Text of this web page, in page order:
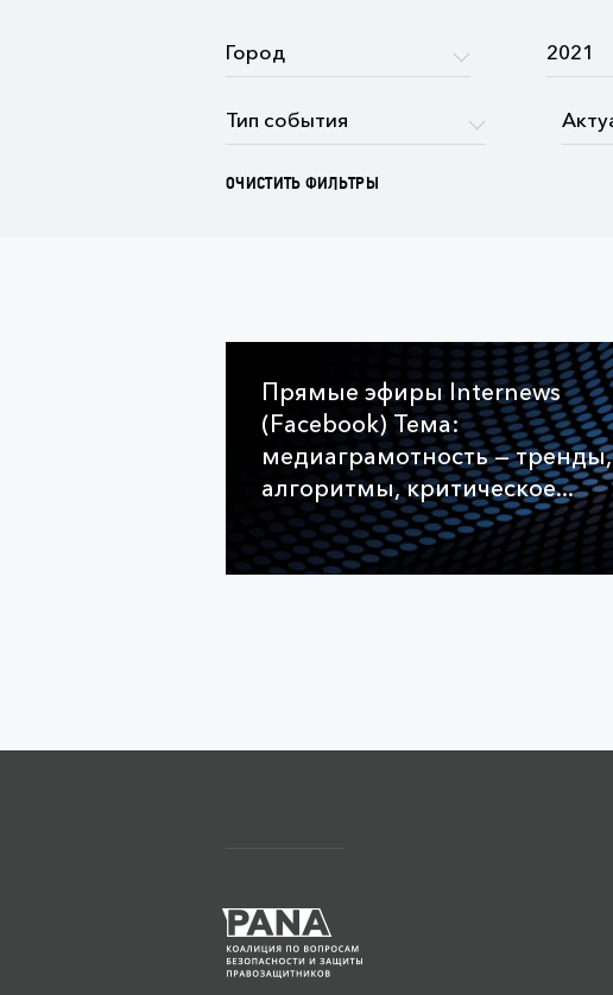
ОЧИСТИТЬ ФИЛЬТРЫ
Прямые эфиры Internews
(Facebook) Тема:
медиаграмотность — тренды,
алгоритмы, критическое...